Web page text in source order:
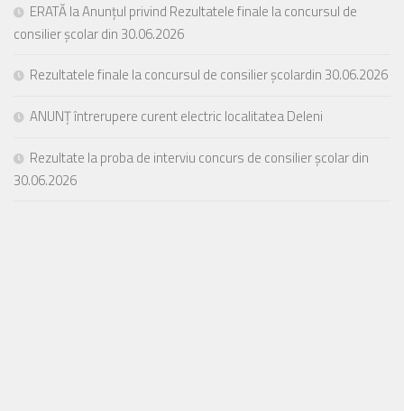
ERATĂ la Anunțul privind Rezultatele finale la concursul de
consilier școlar din 30.06.2026
Rezultatele finale la concursul de consilier școlardin 30.06.2026
ANUNȚ întrerupere curent electric localitatea Deleni
Rezultate la proba de interviu concurs de consilier școlar din
30.06.2026